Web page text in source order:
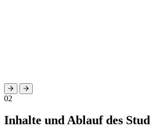
02
Inhalte und Ablauf des